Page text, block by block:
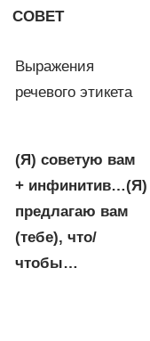
СОВЕТ
Выражения
речевого этикета
(Я) советую вам
+ инфинитив…(Я)
предлагаю вам
(тебе), что/
чтобы…